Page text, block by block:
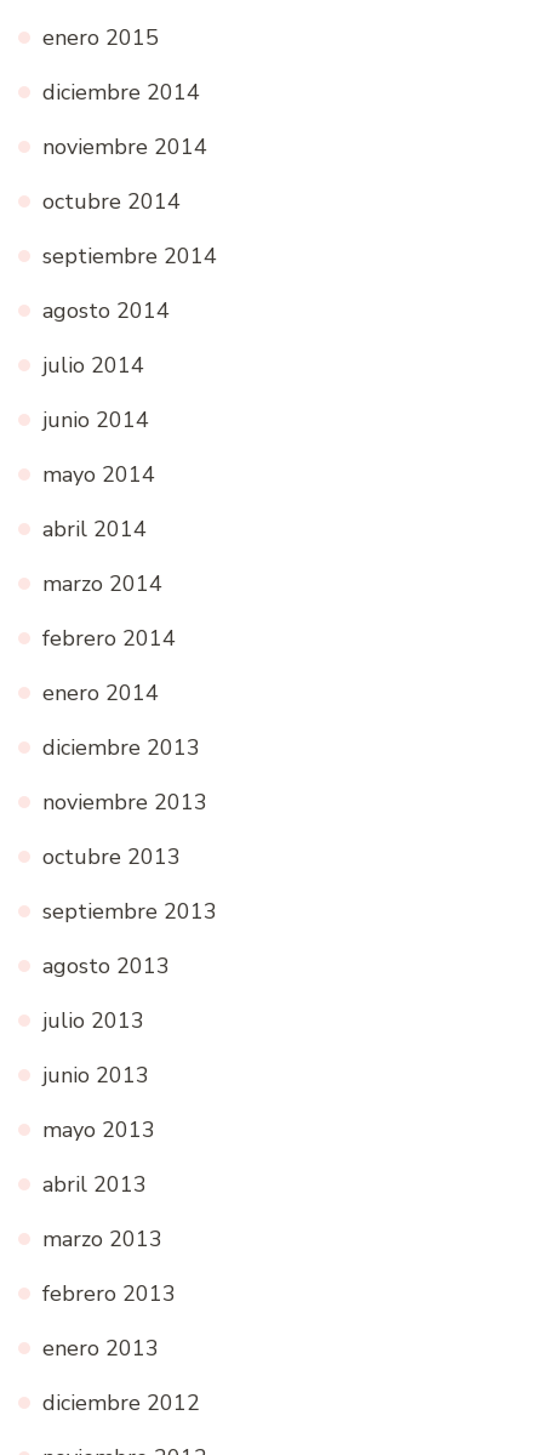
enero 2015
diciembre 2014
noviembre 2014
octubre 2014
septiembre 2014
agosto 2014
julio 2014
junio 2014
mayo 2014
abril 2014
marzo 2014
febrero 2014
enero 2014
diciembre 2013
noviembre 2013
octubre 2013
septiembre 2013
agosto 2013
julio 2013
junio 2013
mayo 2013
abril 2013
marzo 2013
febrero 2013
enero 2013
diciembre 2012